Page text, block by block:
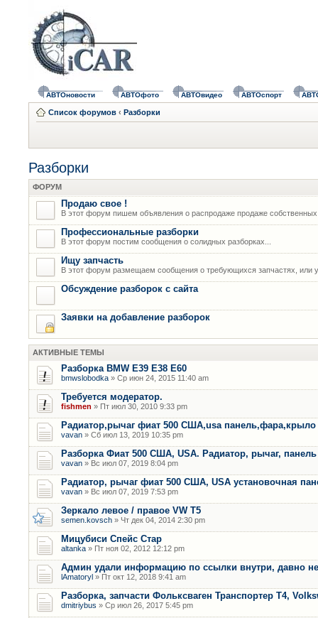
АВТОновости АВТОфото АВТОвидео АВТОспорт
Список форумов ‹ Разборки
Разборки
ФОРУМ
Продаю свое !
В этот форум пишем объявления о распродаже продаже
Профессиональные разборки
В этот форум постим сообщения о солидных разборках...
Ищу запчасть
В этот форум размещаем сообщения о требующихся запчастях, или
Обсуждение разборок с сайта
Заявки на добавление разборок
АКТИВНЫЕ ТЕМЫ
Разборка BMW E39 E38 E60
bmwslobodka » Ср июн 24, 2015 11:40 am
Требуется модератор.
fishmen » Пт июл 30, 2010 9:33 pm
Радиатор,рычаг фиат 500 США,usa панель,фара,крыло
vavan » Сб июл 13, 2019 10:35 pm
Разборка Фиат 500 США, USA. Радиатор, рычаг,
vavan » Вс июл 07, 2019 8:04 pm
Радиатор, рычаг фиат 500 США, USA установочная
vavan » Вс июл 07, 2019 7:53 pm
Зеркало левое / правое VW T5
semen.kovsch » Чт дек 04, 2014 2:30 pm
Мицубиси Спейс Стар
altanka » Пт ноя 02, 2012 12:12 pm
Админ удали информацию по ссылки внутри, давно не
lAmatoryl » Пт окт 12, 2018 9:41 am
Разборка, запчасти Фольксваген Транспортер Т4,
dmitriybus » Ср июл 26, 2017 5:45 pm